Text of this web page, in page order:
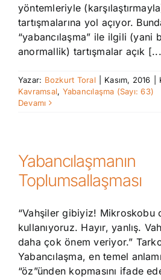
yöntemleriyle
tartışmalarına yol açıyor.
“yabancılaşma” ile ilgili (yani
anormallik) tartışmalar açık
Yazar: Bozkurt Toral Kasım, 2016
Kavramsal, Yabancılaşma (Sayı: 63)
Devamı
Yabancılaşmanın
Toplumsallaşması
“Vahşiler gibiyiz! Mikroskobu
kullanıyoruz. Hayır, yanlış.
daha çok önem veriyor.”
Yabancılaşma, en temel
“öz”ünden kopmasını ifade